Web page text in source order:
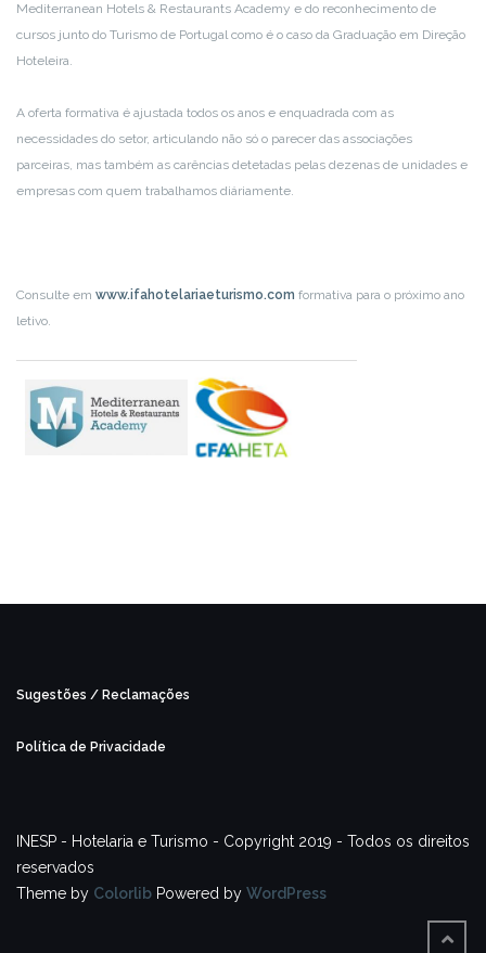
Mediterranean Hotels & Restaurants Academy e do reconhecimento de
cursos junto do Turismo de Portugal como é o caso da Graduação em Direção
Hoteleira.
A oferta formativa é ajustada todos os anos e enquadrada com as
necessidades do setor, articulando não só o parecer das associações
parceiras, mas também as carências detetadas pelas dezenas de unidades e
empresas com quem trabalhamos diáriamente.
Consulte em www.ifahotelariaeturismo.com formativa para o próximo ano
letivo.
Sugestões / Reclamações
Política de Privacidade
INESP - Hotelaria e Turismo - Copyright 2019 - Todos os direitos
reservados
Theme by Colorlib Powered by WordPress